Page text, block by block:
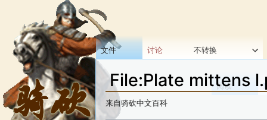
File:Plate mittens
来自骑砍中文百科
跳转至：
文件 讨论 不转换
阅读